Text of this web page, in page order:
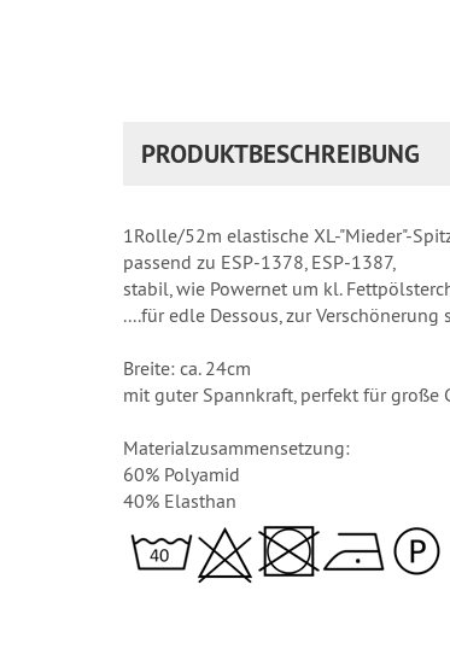
PRODUKTBESCHREIBUNG
1Rolle/52m elastische XL-"Mieder"-
passend zu ESP-1378, ESP-1387,
stabil, wie Powernet um kl.
....für edle Dessous, zur
Breite: ca. 24cm
mit guter Spannkraft, perfekt für große
Materialzusammensetzung:
60% Polyamid
40% Elasthan